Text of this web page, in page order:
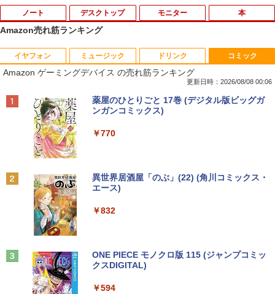
ノート デスクトップ モニター 本
1
数学 大学入試問題解答集 2026 国公立大
編
￥5,665
目黒三吉 ]
領地改革に励みます〜the letter from Bo
ule〜 5【電子書店共通特典イラスト
Amazon売れ筋ランキング
イヤフォン
Anker Soundcore P40i オフホワイト
Anker Soundcore P31i ホワイト
Anker Soundcore Liberty 5 ミッドナイトブ
ラック
￥14,990
ミュージック
BRUCE WAYNE feat. Flo Milli, ATL Jacob
[Explicit]
￥250
BRUCE WAYNE feat. Flo Milli, ATL Jacob
[Explicit]
￥250
On My Road (Stadium ver.)
ドリンク
【Amazon.co.jp限定】 い・ろ・は・す 2L P
ET ラベルレス ×8本
￥1,112
by Amazon 天然水 ラベルレス 500ml ×24本
富士山の天然水 バナジウム含有 水 ミネラル
ットル (Smart Basic)
by Amazon 天然水ラベルレス 2L×9本
￥1,117
コミック
Amazon ゲーミングデバイス の売れ筋ランキング
更新日時：2026/08/08 00:06
薬屋のひとりごと 17巻 (デジタル版ビッグガ
ンガンコミックス)
￥770
異世界居酒屋「のぶ」(22) (角川コミックス・
エース)
￥832
ONE PIECE モノクロ版 115 (ジャンプコミッ
クスDIGITAL)
￥594